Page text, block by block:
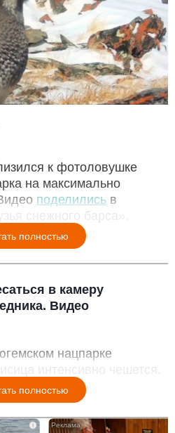
к фотоловушке
на максимально
поделились в
снежного барса».
полностью
в камеру
Видео
нацпарке
интенсивно чешется.
полностью
i